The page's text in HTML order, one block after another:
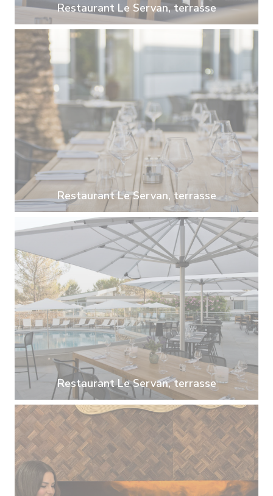
Restaurant Le Servan, terrasse
Restaurant Le Servan, terrasse
Restaurant Le Servan, terrasse